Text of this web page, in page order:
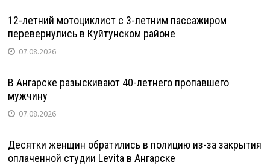
12-летний мотоциклист с 3-летним пассажиром
перевернулись в Куйтунском районе
07.08.2026
В Ангарске разыскивают 40-летнего пропавшего
мужчину
07.08.2026
Десятки женщин обратились в полицию из-за закрытия
оплаченной студии Levita в Ангарске